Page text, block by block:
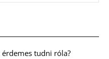
tudni róla?